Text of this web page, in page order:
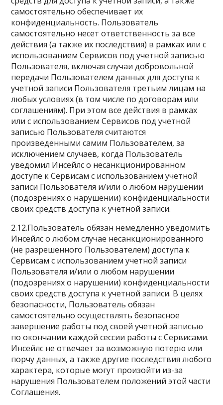
самостоятельно обеспечивает их
конфиденциальность. Пользователь
самостоятельно несет ответственность за все
действия (а также их последствия) в рамках или с
использованием Сервисов под учетной записью
Пользователя, включая случаи добровольной
передачи Пользователем данных для доступа к
учетной записи Пользователя третьим лицам на
любых условиях (в том числе по договорам или
соглашениям). При этом все действия в рамках
или с использованием Сервисов под учетной
записью Пользователя считаются
произведенными самим Пользователем, за
исключением случаев, когда Пользователь
уведомил Инсейлс о несанкционированном
доступе к Сервисам с использованием учетной
записи Пользователя и/или о любом нарушении
(подозрениях о нарушении) конфиденциальности
своих средств доступа к учетной записи.
2.12.Пользователь обязан немедленно уведомить
Инсейлс о любом случае несанкционированного
(не разрешенного Пользователем) доступа к
Сервисам с использованием учетной записи
Пользователя и/или о любом нарушении
(подозрениях о нарушении) конфиденциальности
своих средств доступа к учетной записи. В целях
безопасности, Пользователь обязан
самостоятельно осуществлять безопасное
завершение работы под своей учетной записью
по окончании каждой сессии работы с Сервисами.
Инсейлс не отвечает за возможную потерю или
порчу данных, а также другие последствия любого
характера, которые могут произойти из-за
нарушения Пользователем положений этой части
Соглашения.